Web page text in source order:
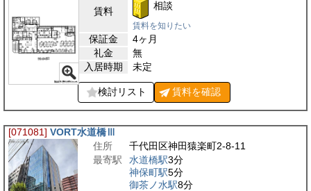
賃料 相談
賃料を知りたい
保証金
4ヶ月
礼金
無
入居時期
未定
検討リスト 賃料を確認
[071081] VORT水道橋Ⅲ
住所
千代田区神田猿楽町2-8-11
最寄駅
水道橋駅3分
神保町駅5分
御茶ノ水駅8分